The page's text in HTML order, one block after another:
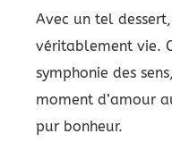
Avec un tel
véritablement vie.
symphonie des
moment d’amour
pur bonheur.